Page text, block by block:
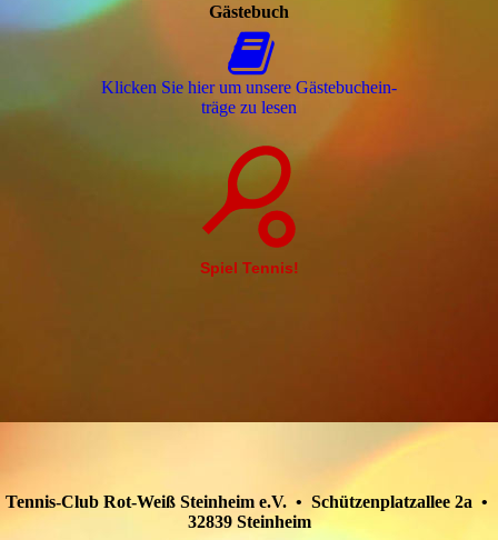
Gästebuch
Klicken Sie hier um unsere Gäs­te­buch­ein­
trä­ge zu lesen
Spiel Tennis!
Tennis-Club Rot-Weiß Steinheim e.V. • Schützenplatzallee 2a •
32839 Steinheim